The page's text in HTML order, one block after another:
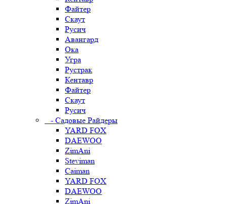
Файтер
Скаут
Русич
Авангард
Ока
Угра
Рустрак
Кентавр
Файтер
Скаут
Русич
- Садовые Райдеры
YARD FOX
DAEWOO
ZimAni
Steviman
Caiman
YARD FOX
DAEWOO
ZimAni